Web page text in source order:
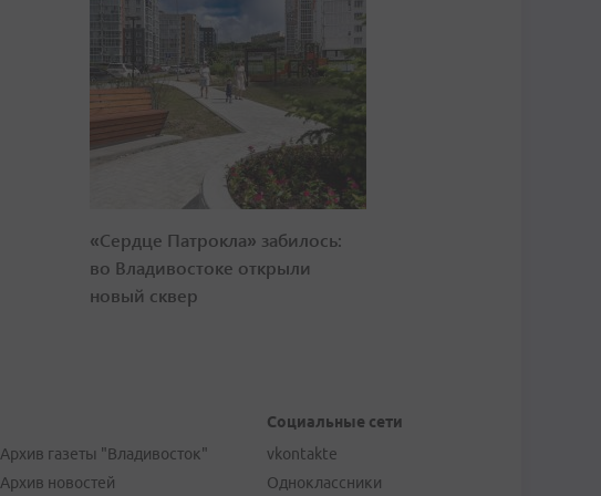
«Сердце Патрокла» забилось:
во Владивостоке открыли
новый сквер
Архив газеты "Владивосток"
Архив новостей
Социальные сети
vkontakte
Одноклассники